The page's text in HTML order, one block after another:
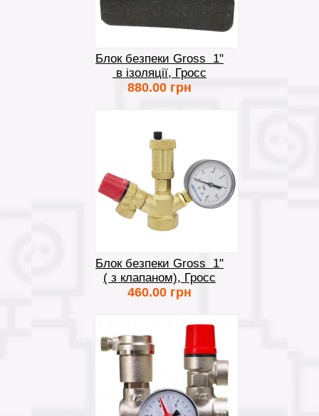
Блок безпеки Gross 1"
в ізоляції, Гросс
880.00 грн
Блок безпеки Gross 1"
( з клапаном), Гросс
460.00 грн